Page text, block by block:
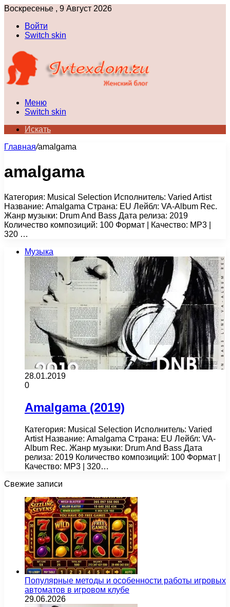
Воскресенье , 9 Август 2026
Войти
Switch skin
Меню
Switch skin
Искать
Главная/amalgama
amalgama
Категория: Musical Selection Исполнитель: Varied Artist
Название: Amalgama Страна: EU Лейбл: VA-Album Rec.
Жанр музыки: Drum And Bass Дата релиза: 2019
Количество композиций: 100 Формат | Качество: MP3 |
320 …
Музыка
28.01.2019
0
Amalgama (2019)
Категория: Musical Selection Исполнитель: Varied
Artist Название: Amalgama Страна: EU Лейбл: VA-
Album Rec. Жанр музыки: Drum And Bass Дата
релиза: 2019 Количество композиций: 100 Формат |
Качество: MP3 | 320…
Свежие записи
Популярные методы и особенности работы игровых
автоматов в игровом клубе
29.06.2026